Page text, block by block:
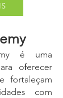
é uma
oferecer
fortaleçam
com